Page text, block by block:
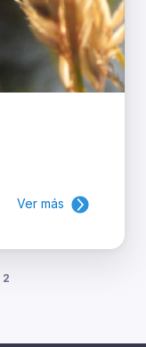
Ver más
2